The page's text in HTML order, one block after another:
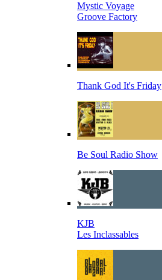
Mystic Voyage
Groove Factory
Thank God It's Friday
Be Soul Radio Show
KJB
Les Inclassables